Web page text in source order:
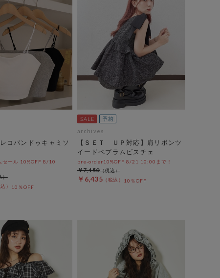
コバンドゥキャミソ
セール 10%OFF 8/10
10％OFF
archives
【ＳＥＴ ＵＰ対応】肩リボンツ
イードペプラムビスチェ
pre-order10%OFF 8/21 10:00まで！
￥6,435 10％OFF
￥7,150